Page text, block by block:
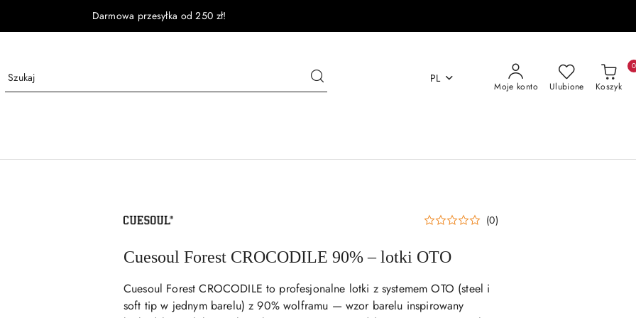
Darmowa przesyłka od 250 zł!
PL
Moje konto Ulubione Koszyk
0
PRODUCENTA: (0)
Cuesoul Forest CROCODILE 90% – lotki OTO
Cuesoul Forest CROCODILE to profesjonalne lotki z systemem OTO (steel i
soft tip w jednym barelu) z 90% wolframu — wzor barelu inspirowany